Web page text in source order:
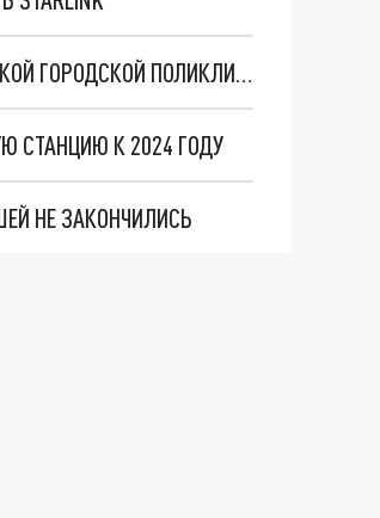
ИРИНА ЗАХАРОВА ПОКИНУЛА ДОЛЖНОСТЬ ГЛАВВРАЧА ВЛАДИМИРСКОЙ ГОРОДСКОЙ ПОЛИКЛИНИКИ №1
СТАНЦИЮ К 2024 ГОДУ
НЕ ЗАКОНЧИЛИСЬ